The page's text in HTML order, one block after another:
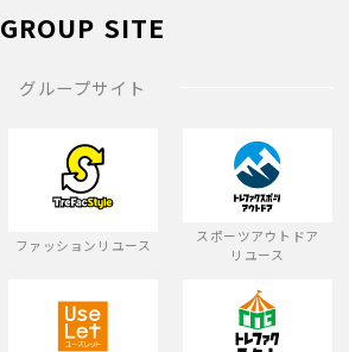
GROUP SITE
グループサイト
ファッションリユース
スポーツアウトドア
リユース